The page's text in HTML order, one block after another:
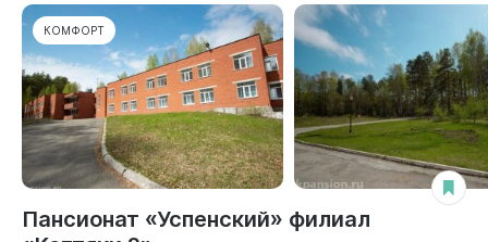
КОМФОРТ
Пансионат «Успенский» филиал